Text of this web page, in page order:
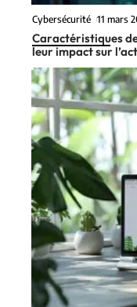
Cybersécurité 11 mars
Caractéristiques
leur impact sur